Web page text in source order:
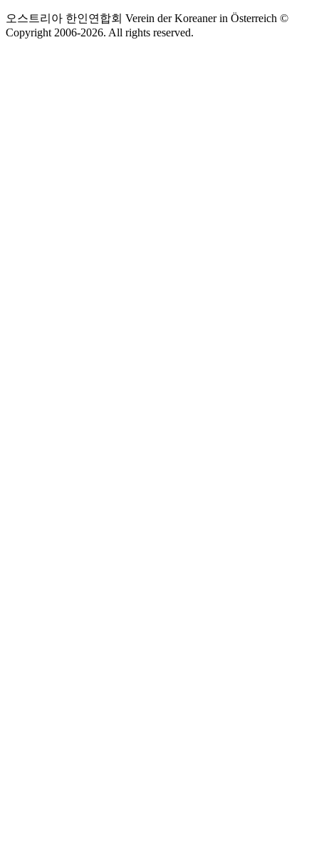
오스트리아 한인연합회 Verein der Koreaner in Österreich ©
Copyright 2006-2026. All rights reserved.